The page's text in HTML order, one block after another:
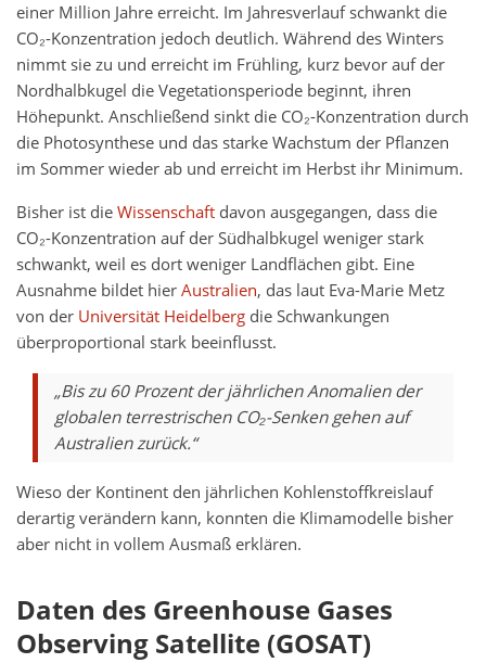
einer Million Jahre erreicht. Im Jahresverlauf schwankt die
CO₂-Konzentration jedoch deutlich. Während des Winters
nimmt sie zu und erreicht im Frühling, kurz bevor auf der
Nordhalbkugel die Vegetationsperiode beginnt, ihren
Höhepunkt. Anschließend sinkt die CO₂-Konzentration durch
die Photosynthese und das starke Wachstum der Pflanzen
im Sommer wieder ab und erreicht im Herbst ihr Minimum.
Bisher ist dieWissenschaft davon ausgegangen, dass die
CO₂-Konzentration auf der Südhalbkugel weniger stark
schwankt, weil es dort weniger Landflächen gibt. Eine
Ausnahme bildet hierAustralien, das laut Eva-Marie Metz
von der Universität Heidelberg die Schwankungen
überproportional stark beeinflusst.
„Bis zu 60 Prozent der jährlichen Anomalien der
globalen terrestrischen CO₂-Senken gehen auf
Australien zurück.“
Wieso der Kontinent den jährlichen Kohlenstoffkreislauf
derartig verändern kann, konnten die Klimamodelle bisher
aber nicht in vollem Ausmaß erklären.
Daten des Greenhouse Gases
Observing Satellite (GOSAT)